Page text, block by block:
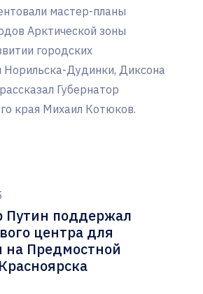
мастер-планы
Арктической зоны
городских
Норильска-Дудинки, Диксона
Губернатор
края Михаил Котюков.
Путин поддержал
центра для
Предмостной